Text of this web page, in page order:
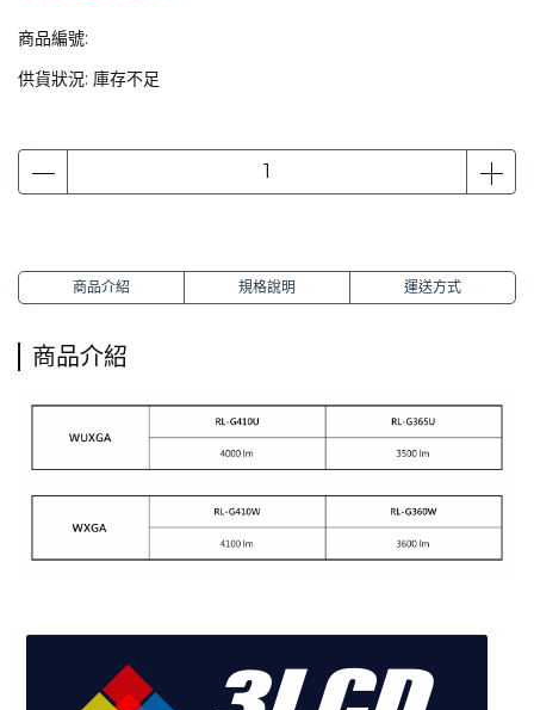
商品編號:
供貨狀況: 庫存不足
商品介紹 規格說明 運送方式
商品介紹